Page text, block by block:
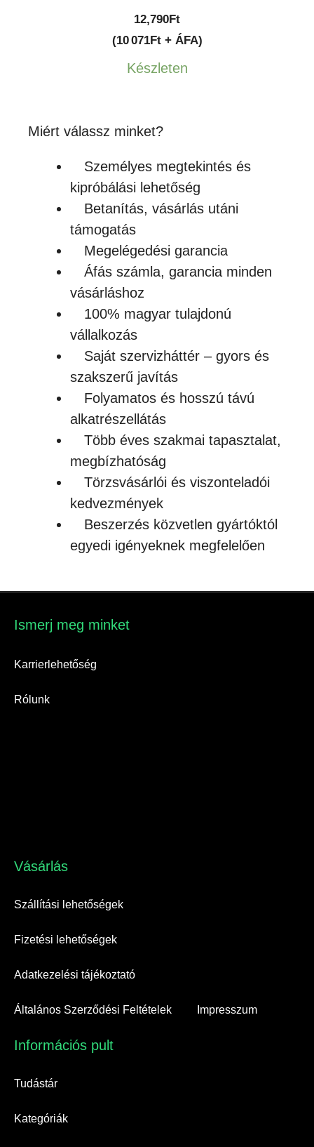
12,790Ft
(10 071Ft + ÁFA)
Készleten
Miért válassz minket?
Személyes megtekintés és
kipróbálási lehetőség
Betanítás, vásárlás utáni
támogatás
Megelégedési garancia
Áfás számla, garancia minden
vásárláshoz
100% magyar tulajdonú
vállalkozás
Saját szervizháttér – gyors és
szakszerű javítás
Folyamatos és hosszú távú
alkatrészellátás
Több éves szakmai tapasztalat,
megbízhatóság
Törzsvásárlói és viszonteladói
kedvezmények
Beszerzés közvetlen gyártóktól
egyedi igényeknek megfelelően
Ismerj meg minket​
Karrierlehetőség
Rólunk
Vásárlás​
Szállítási lehetőségek
Fizetési lehetőségek
Adatkezelési tájékoztató
Általános Szerződési Feltételek Impresszum
Információs pult​
Tudástár
Kategóriák